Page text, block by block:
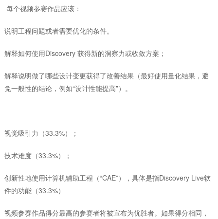
每个视频参赛作品应该：
说明工程问题或者需要优化的条件。
解释如何使用Discovery 获得新的洞察力或收敛方案；
解释说明做了哪些设计变更获得了改善结果（最好使用量化结果，避
免一般性的结论，例如“设计性能提高”）。
视觉吸引力（33.3%）；
技术难度（33.3%）；
创新性地使用计算机辅助工程（“CAE”），具体是指Discovery Live软
件的功能（33.3%）
视频参赛作品得分最高的参赛者将被宣布为优胜者。如果得分相同，